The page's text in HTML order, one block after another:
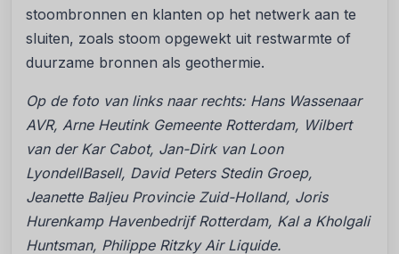
stoombronnen en klanten op het netwerk aan te
sluiten, zoals stoom opgewekt uit restwarmte of
duurzame bronnen als geothermie.
Op de foto van links naar rechts: Hans Wassenaar
AVR, Arne Heutink Gemeente Rotterdam, Wilbert
van der Kar Cabot, Jan-Dirk van Loon
LyondellBasell, David Peters Stedin Groep,
Jeanette Baljeu Provincie Zuid-Holland, Joris
Hurenkamp Havenbedrijf Rotterdam, Kal a Kholgali
Huntsman, Philippe Ritzky Air Liquide.